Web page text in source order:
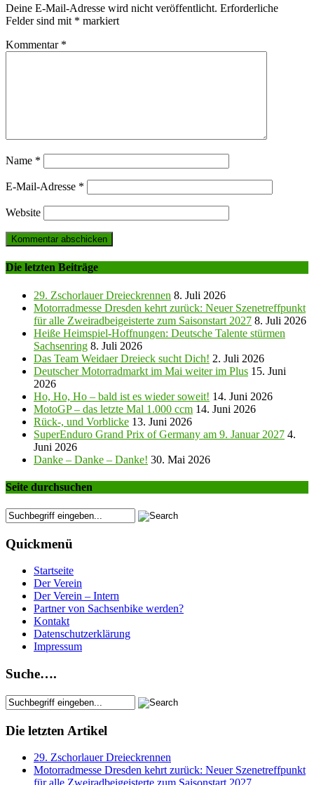
Deine E-Mail-Adresse wird nicht veröffentlicht. Erforderliche
Felder sind mit * markiert
Kommentar *
Name *
E-Mail-Adresse *
Website
Die letzten Beiträge
29. Zschorlauer Dreieckrennen 8. Juli 2026
Motorradmesse Dresden kehrt zurück: Neuer Szenetreffpunkt
für alle Zweiradbeigeisterte zum Saisonstart 2027 8. Juli 2026
Heiße Heimspiel-Hoffnungen: Deutsche Talente stürmen
Sachsenring 8. Juli 2026
Das Team Weidaer Dreieck sucht Dich! 2. Juli 2026
Deutscher Motorradmarkt im Mai weiter im Plus 15. Juni
2026
Ho, Ho, Ho – bald ist es wieder soweit! 14. Juni 2026
MotoGP – das letzte Mal 1.000 ccm 14. Juni 2026
Rück-, und Vorblicke 13. Juni 2026
SuperEnduro Grand Prix of Germany am 9. Januar 2027 4.
Juni 2026
Danke – Danke – Danke! 30. Mai 2026
Seite durchsuchen
Quickmenü
Startseite
Der Verein
Der Verein – Intern
Partner von Sachsenbike werden?
Kontakt
Datenschutzerklärung
Impressum
Suche….
Die letzten Artikel
29. Zschorlauer Dreieckrennen
Motorradmesse Dresden kehrt zurück: Neuer Szenetreffpunkt